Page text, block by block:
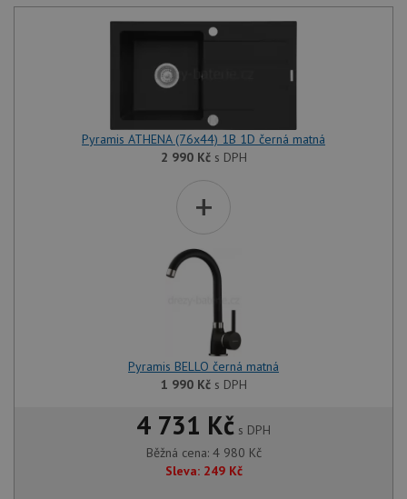
Pyramis ATHENA (76x44) 1B 1D černá matná
2 990 Kčs DPH
+
Pyramis BELLO černá matná
1 990 Kčs DPH
4 731 Kč s DPH
Běžná cena: 4 980 Kč
Sleva: 249 Kč